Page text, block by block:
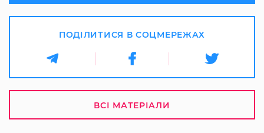
ПОДІЛИТИСЯ В СОЦМЕРЕЖАХ
ВСІ МАТЕРІАЛИ